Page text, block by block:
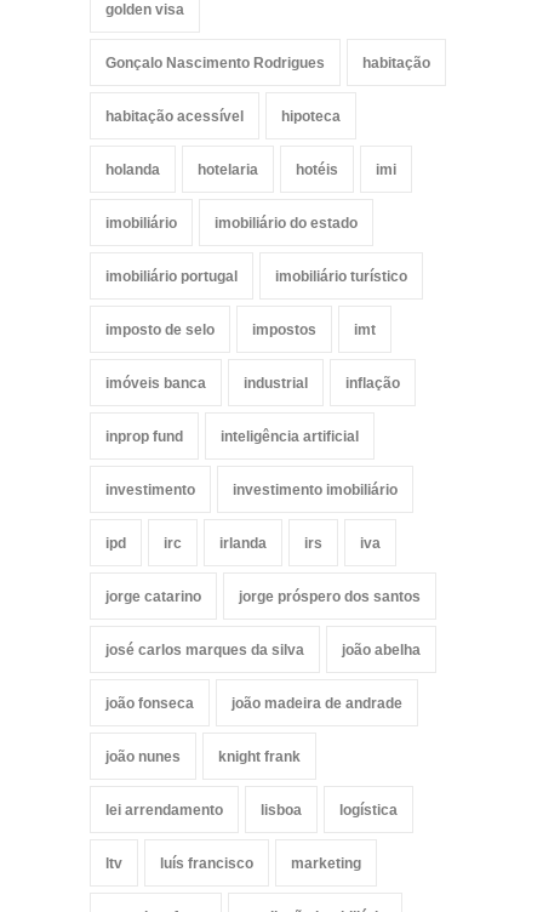
golden visa
Gonçalo Nascimento Rodrigues habitação
habitação acessível hipoteca
holanda hotelaria hotéis imi
imobiliário imobiliário do estado
imobiliário portugal imobiliário turístico
imposto de selo impostos imt
imóveis banca industrial inflação
inprop fund inteligência artificial
investimento investimento imobiliário
ipd irc irlanda irs iva
jorge catarino jorge próspero dos santos
josé carlos marques da silva joão abelha
joão fonseca joão madeira de andrade
joão nunes knight frank
lei arrendamento lisboa logística
ltv luís francisco marketing